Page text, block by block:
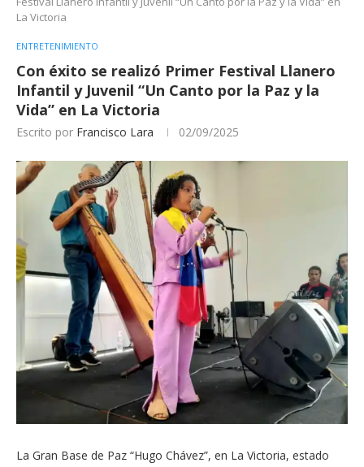
La Victoria
ENTRETENIMIENTO
Con éxito se realizó Primer Festival Llanero
Infantil y Juvenil “Un Canto por la Paz y la
Vida” en La Victoria
Escrito por Francisco Lara 02/09/2025
La Gran Base de Paz “Hugo Chávez”, en La Victoria, estado